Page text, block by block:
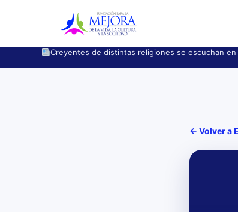
Creyentes de distintas religiones se escuchan
← Volver a